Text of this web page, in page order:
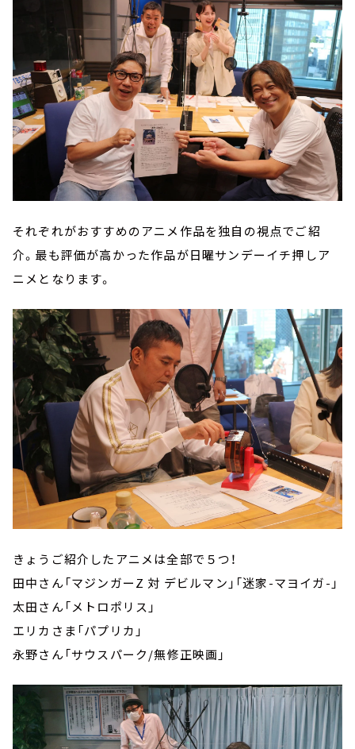
それぞれがおすすめのアニメ作品を独自の視点でご紹
介。最も評価が高かった作品が日曜サンデーイチ押しア
ニメとなります。
きょうご紹介したアニメは全部で５つ！
田中さん「マジンガーZ 対 デビルマン」「迷家-マヨイガ-」
太田さん「メトロポリス」
エリカさま「パプリカ」
永野さん「サウスパーク/無修正映画」